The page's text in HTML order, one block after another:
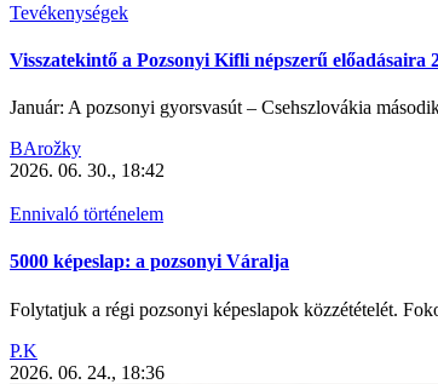
Tevékenységek
Visszatekintő a Pozsonyi Kifli népszerű előadásaira
Január: A pozsonyi gyorsvasút – Csehszlovákia
BArožky
2026. 06. 30., 18:42
Ennivaló történelem
5000 képeslap: a pozsonyi Váralja
Folytatjuk a régi pozsonyi képeslapok közzétételét.
P.K
2026. 06. 24., 18:36